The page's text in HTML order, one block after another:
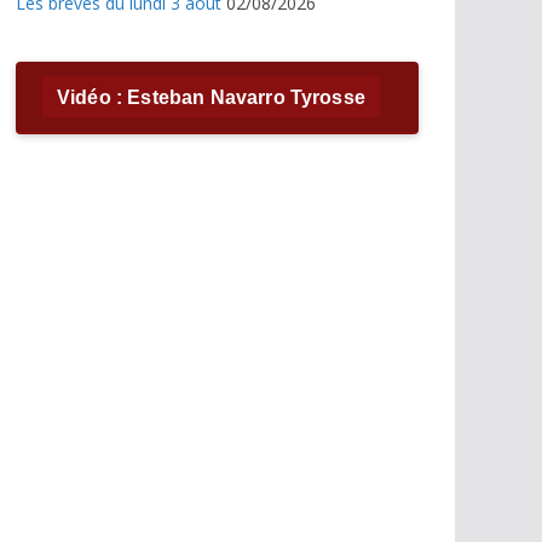
Vidéo : Esteban Navarro Tyrosse